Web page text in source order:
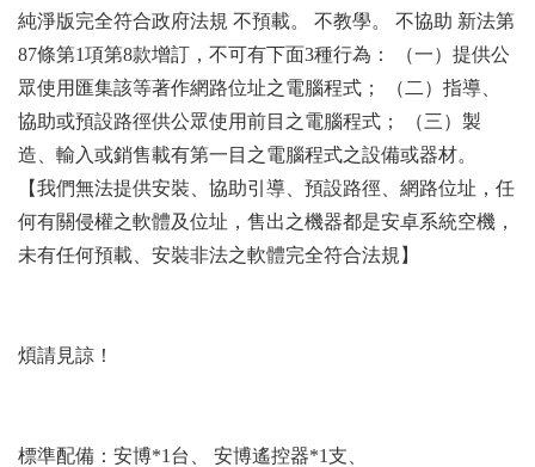
純淨版完全符合政府法規 不預載。 不教學。 不協助 新法第
87條第1項第8款增訂，不可有下面3種行為： （一）提供公
眾使用匯集該等著作網路位址之電腦程式； （二）指導、
協助或預設路徑供公眾使用前目之電腦程式； （三）製
造、輸入或銷售載有第一目之電腦程式之設備或器材。
【我們無法提供安裝、協助引導、預設路徑、網路位址，任
何有關侵權之軟體及位址，售出之機器都是安卓系統空機，
未有任何預載、安裝非法之軟體完全符合法規】
煩請見諒！
標準配備：安博*1台、 安博遙控器*1支、